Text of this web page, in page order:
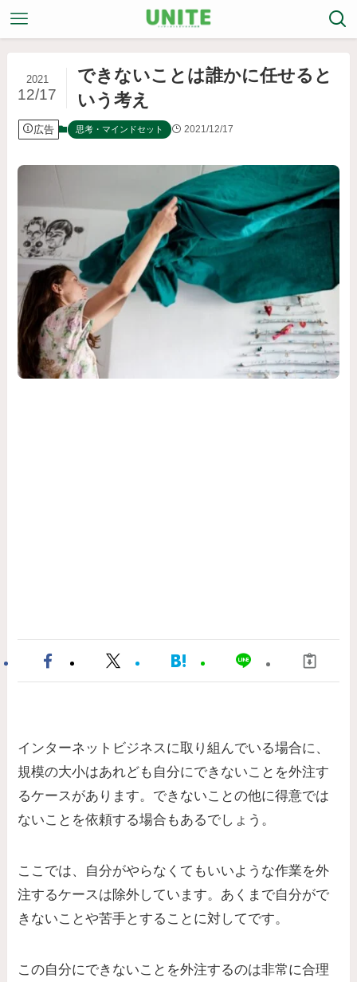
できないことは誰かに任せると
いう考え
2021
12/17
広告 思考・マインドセット 2021/12/17
インターネットビジネスに取り組んでいる場合に、
規模の大小はあれども自分にできないことを外注す
るケースがあります。できないことの他に得意では
ないことを依頼する場合もあるでしょう。
ここでは、自分がやらなくてもいいような作業を外
注するケースは除外しています。あくまで自分がで
きないことや苦手とすることに対してです。
この自分にできないことを外注するのは非常に合理